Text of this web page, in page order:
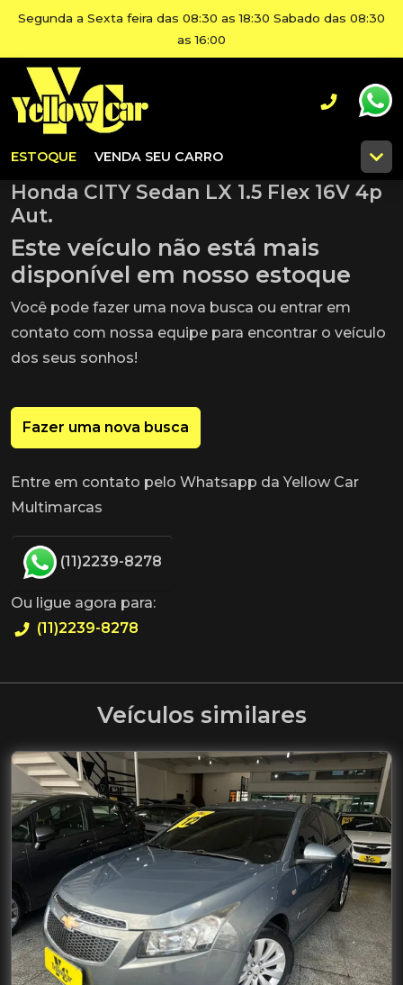
Segunda a Sexta feira das 08:30 as 18:30 Sabado das 08:30
as 16:00
ESTOQUE VENDA SEU CARRO
Honda CITY Sedan LX 1.5 Flex 16V 4p
Aut.
Este veículo não está mais
disponível em nosso estoque
Você pode fazer uma nova busca ou entrar em
contato com nossa equipe para encontrar o veículo
dos seus sonhos!
Fazer uma nova busca
Entre em contato pelo Whatsapp da Yellow Car
Multimarcas
(11)2239-8278
Ou ligue agora para:
(11)2239-8278
Veículos similares